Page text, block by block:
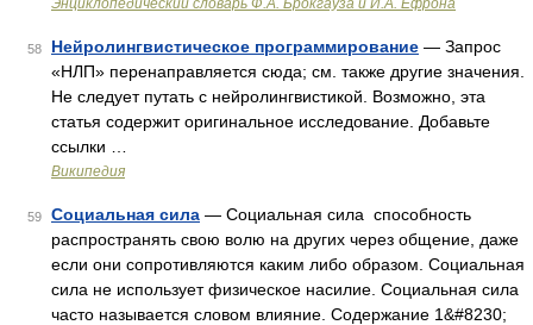
Энциклопедический словарь Ф.А. Брокгауза и И.А. Ефрона
58 Нейролингвистическое программирование — Запрос
«НЛП» перенаправляется сюда; см. также другие значения.
Не следует путать с нейролингвистикой. Возможно, эта
статья содержит оригинальное исследование. Добавьте
ссылки …
Википедия
59 Социальная сила — Социальная сила способность
распространять свою волю на других через общение, даже
если они сопротивляются каким либо образом. Социальная
сила не использует физическое насилие. Социальная сила
часто называется словом влияние. Содержание 1&#8230;